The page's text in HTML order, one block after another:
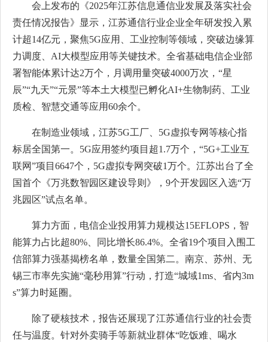
会上发布的《2025年江苏信息通信业发展及落实社会
责任情况报告》显示，江苏通信行业企业全年研发投入累
计超14亿元，聚焦5G应用、工业控制等领域，突破边缘算
力调度、AI大模型应用等关键技术。全省基础电信企业部
署智能体累计达2万个，月调用量突破4000万次，“星
辰”“九天”“元景”等本土大模型已孵化AI+生物制药、工业
质检、智慧交通等应用60余个。
在制造业领域，江苏5G工厂、5G虚拟专网等核心指
标居全国第一。5G应用签约项目超1.7万个，“5G+工业互
联网”项目6647个，5G虚拟专网突破1万个。江苏出台了全
国首个《万兆数智园区建设导则》，9个开发园区入选“万
兆园区”试点名单。
算力方面，电信企业投用算力规模达15EFLOPS，智
能算力占比超80%、同比增长86.4%。全省19个项目入围工
信部算力强基揭榜名单，数量全国第二。南京、苏州、无
锡三市率先实施“毫秒用算”行动，打造“城域1ms、省内3m
s”算力时延圈。
除了硬核技术，报告还展现了江苏通信行业的社会责
任与温度。针对外卖骑手等新就业群体“吃饭难、喝水